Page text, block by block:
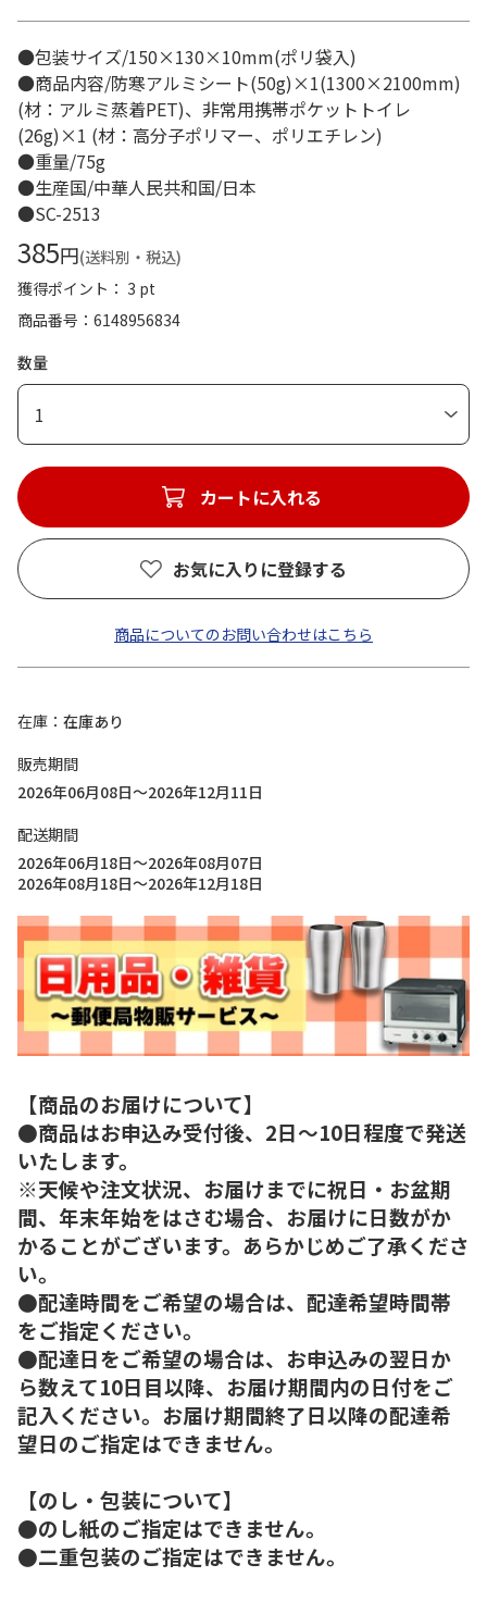
●包装サイズ/150×130×10mm(ポリ袋入)
●商品内容/防寒アルミシート(50g)×1(1300×2100mm)
(材：アルミ蒸着PET)、非常用携帯ポケットトイレ
(26g)×1 (材：高分子ポリマー、ポリエチレン)
●重量/75g
●生産国/中華人民共和国/日本
●SC-2513
385円(送料別・税込)
獲得ポイント： 3 pt
商品番号
6148956834
数量
1
カートに入れる
お気に入りに登録する
商品についてのお問い合わせはこちら
在庫
在庫あり
販売期間
2026年06月08日～2026年12月11日
配送期間
2026年06月18日～2026年08月07日
2026年08月18日～2026年12月18日
【商品のお届けについて】
●商品はお申込み受付後、2日～10日程度で発送
いたします。
※天候や注文状況、お届けまでに祝日・お盆期
間、年末年始をはさむ場合、お届けに日数がか
かることがございます。あらかじめご了承くださ
い。
●配達時間をご希望の場合は、配達希望時間帯
をご指定ください。
●配達日をご希望の場合は、お申込みの翌日か
ら数えて10日目以降、お届け期間内の日付をご
記入ください。お届け期間終了日以降の配達希
望日のご指定はできません。
【のし・包装について】
●のし紙のご指定はできません。
●二重包装のご指定はできません。